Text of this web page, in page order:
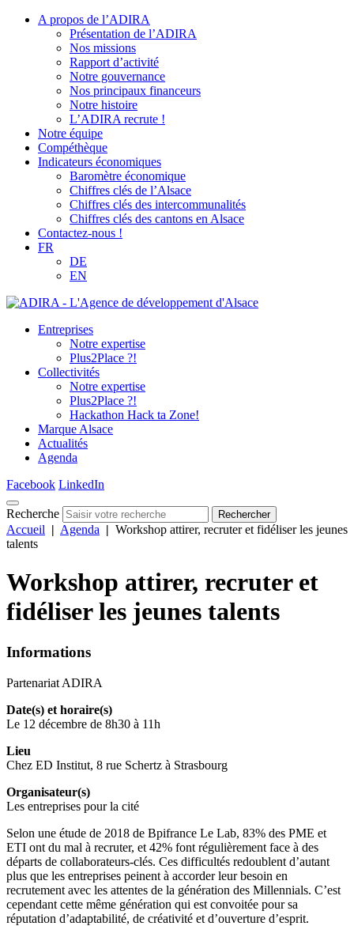
A propos de l’ADIRA
Présentation de l’ADIRA
Nos missions
Rapport d’activité
Notre gouvernance
Nos principaux financeurs
Notre histoire
L’ADIRA recrute !
Notre équipe
Compéthèque
Indicateurs économiques
Baromètre économique
Chiffres clés de l’Alsace
Chiffres clés des intercommunalités
Chiffres clés des cantons en Alsace
Contactez-nous !
FR
DE
EN
Entreprises
Notre expertise
Plus2Place ?!
Collectivités
Notre expertise
Plus2Place ?!
Hackathon Hack ta Zone!
Marque Alsace
Actualités
Agenda
Facebook LinkedIn
Recherche Rechercher
Accueil | Agenda | Workshop attirer, recruter et fidéliser les jeunes
talents
Workshop attirer, recruter et
fidéliser les jeunes talents
Informations
Partenariat ADIRA
Date(s) et horaire(s)
Le 12 décembre de 8h30 à 11h
Lieu
Chez ED Institut, 8 rue Schertz à Strasbourg
Organisateur(s)
Les entreprises pour la cité
Selon une étude de 2018 de Bpifrance Le Lab, 83% des PME et
ETI ont du mal à recruter, et 42% font régulièrement face à des
départs de collaborateurs-clés. Ces difficultés redoublent d’autant
plus que les entreprises peinent à accorder leur besoin en
recrutement avec les attentes de la génération des Millennials. C’est
cependant cette même génération qui est convoitée pour sa
réputation d’adaptabilité, de créativité et d’ouverture d’esprit.